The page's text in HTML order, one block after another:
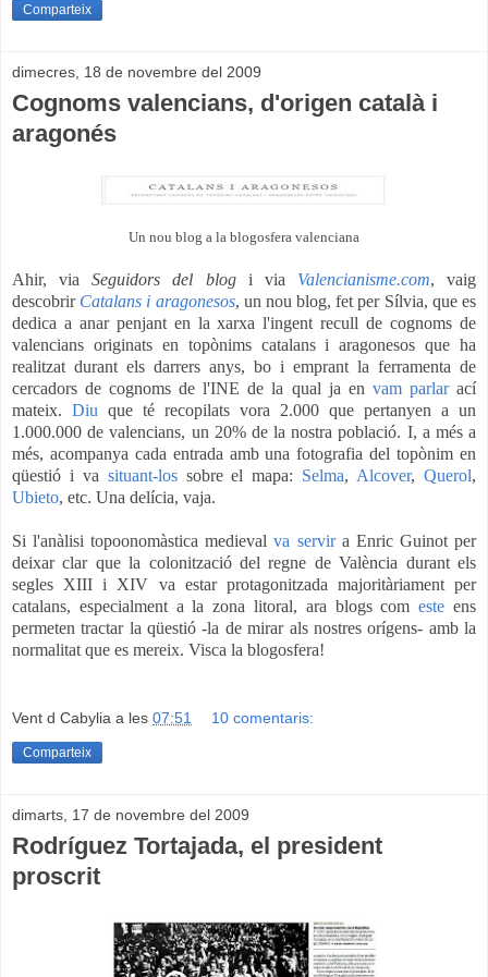
Comparteix
dimecres, 18 de novembre del 2009
Cognoms valencians, d'origen català i
aragonés
Un nou blog a la blogosfera valenciana
Ahir, viaSeguidors del blogi via Valencianisme.com, vaig
descobrir Catalans i aragonesos, un nou blog, fet per Sílvia, que es
dedica a anar penjant en la xarxa l'ingent recull de cognoms de
valencians originats en topònims catalans i aragonesos que ha
realitzat durant els darrers anys, bo i emprant la ferramenta de
cercadors de cognoms de l'INE de la qual ja en vam parlarací
mateix. Diu que té recopilats vora 2.000 que pertanyen a un
1.000.000 de valencians, un 20% de la nostra població. I, a més a
més, acompanya cada entrada amb una fotografia del topònim en
qüestió i va situant-lossobre el mapa: Selma, Alcover,Querol,
Ubieto, etc. Una delícia, vaja.
Si l'anàlisi topoonomàstica medievalva servira Enric Guinot per
deixar clar que la colonització del regne de València durant els
segles XIII i XIV va estar protagonitzada majoritàriament per
catalans, especialment a la zona litoral, ara blogs comeste ens
permeten tractar la qüestió -la de mirar als nostres orígens- amb la
normalitat que es mereix. Visca la blogosfera!
Vent d Cabylia a les 07:51 10 comentaris:
Comparteix
dimarts, 17 de novembre del 2009
Rodríguez Tortajada, el president
proscrit